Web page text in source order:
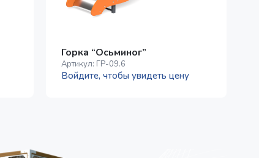
Горка “Осьминог”
Артикул: ГР-09.6
Войдите, чтобы увидеть цену